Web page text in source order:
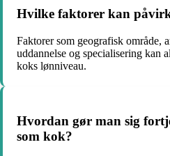
Hvilke faktorer kan
Faktorer som geografisk område,
uddannelse og specialisering kan
koks lønniveau.
Hvordan gør man sig
som kok?